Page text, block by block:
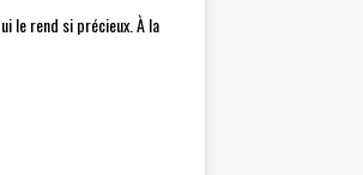
le rend si précieux. À la